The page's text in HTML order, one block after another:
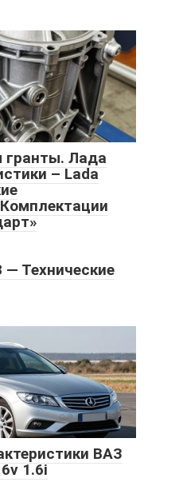
гранты. Лада
– Lada
— Технические
ВАЗ
1.6і